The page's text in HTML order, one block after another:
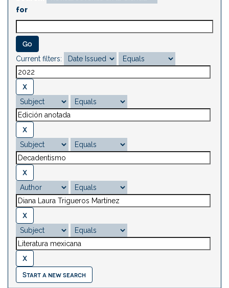
for
Current filters:
Start a new search